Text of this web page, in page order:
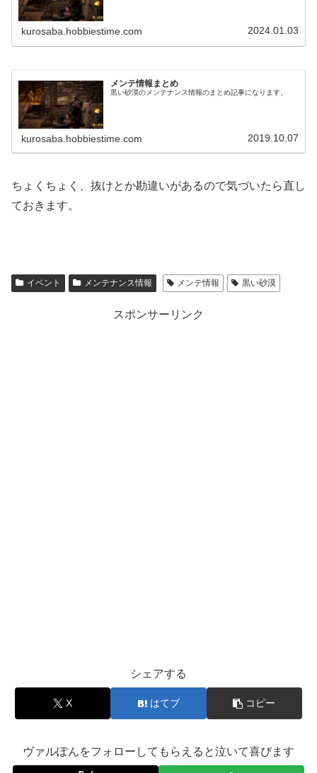
kurosaba.hobbiestime.com 2024.01.03
メンテ情報まとめ
黒い砂漠のメンテナンス情報のまとめ記事になります。
kurosaba.hobbiestime.com 2019.10.07
ちょくちょく、抜けとか勘違いがあるので気づいたら直し
ておきます。
イベント メンテナンス情報 メンテ情報 黒い砂漠
スポンサーリンク
シェアする
X はてブ コピー
ヴァルぽんをフォローしてもらえると泣いて喜びます